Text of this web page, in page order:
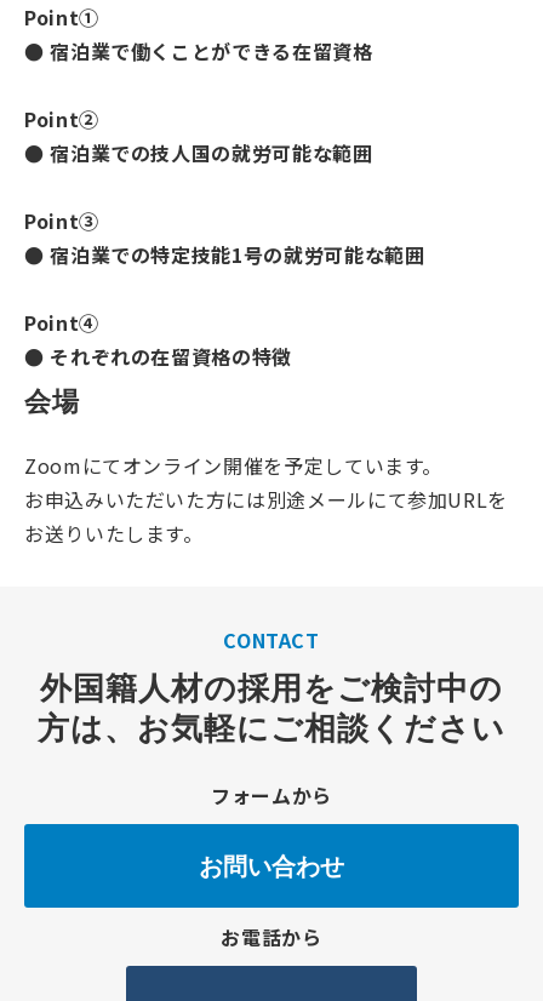
Point①
● 宿泊業で働くことができる在留資格
Point②
● 宿泊業での技人国の就労可能な範囲
Point③
● 宿泊業での特定技能1号の就労可能な範囲
Point④
● それぞれの在留資格の特徴
会場
Zoomにてオンライン開催を予定しています。
お申込みいただいた方には別途メールにて参加URLを
お送りいたします。
CONTACT
外国籍人材の採用をご検討中の
方は、お気軽にご相談ください
フォームから
お問い合わせ
お電話から